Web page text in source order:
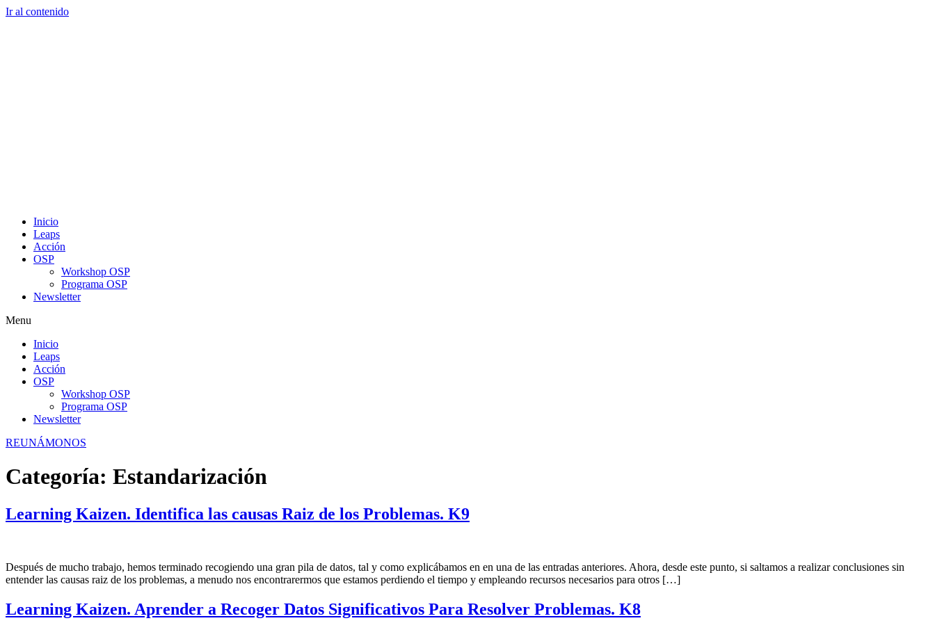
Ir al contenido
Inicio
Leaps
Acción
OSP
Workshop OSP
Programa OSP
Newsletter
Menu
Inicio
Leaps
Acción
OSP
Workshop OSP
Programa OSP
Newsletter
REUNÁMONOS
Categoría: Estandarización
Learning Kaizen. Identifica las causas Raiz de los Problemas. K9
Después de mucho trabajo, hemos terminado recogiendo una gran pila de datos, tal y como explicábamos en en una de las entradas anteriores. Ahora, desde este punto, si saltamos a realizar conclusiones sin
entender las causas raiz de los problemas, a menudo nos encontrarermos que estamos perdiendo el tiempo y empleando recursos necesarios para otros […]
Learning Kaizen. Aprender a Recoger Datos Significativos Para Resolver Problemas. K8